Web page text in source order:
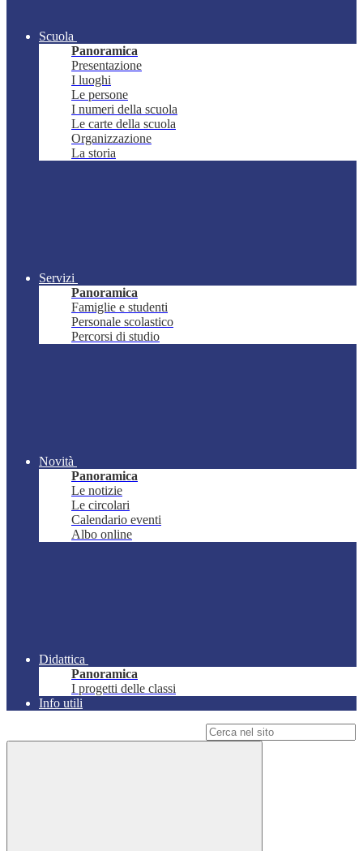
Scuola
Panoramica
Presentazione
I luoghi
Le persone
I numeri della scuola
Le carte della scuola
Organizzazione
La storia
Servizi
Panoramica
Famiglie e studenti
Personale scolastico
Percorsi di studio
Novità
Panoramica
Le notizie
Le circolari
Calendario eventi
Albo online
Didattica
Panoramica
I progetti delle classi
Info utili